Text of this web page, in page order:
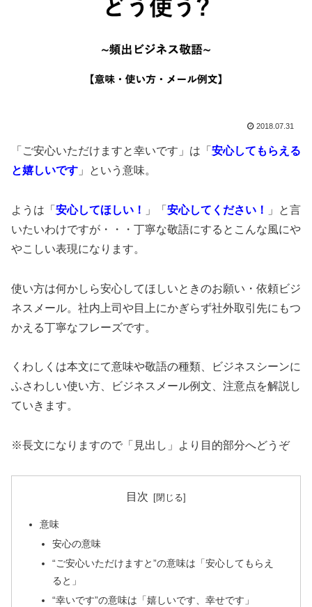
2018.07.31
「ご安心いただけますと幸いです」は「 安心してもらえる
と嬉しいです 」という意味。
ようは「 安心してほしい！ 」「 安心してください！
」と言
いたいわけですが・・・丁寧な敬語にするとこんな風にや
やこしい表現になります。
使い方は何かしら安心してほしいときのお願い・依頼ビジ
ネスメール。社内上司や目上にかぎらず社外取引先にもつ
かえる丁寧なフレーズです。
くわしくは本文にて意味や敬語の種類、ビジネスシーンに
ふさわしい使い方、ビジネスメール例文、注意点を解説し
ていきます。
※長文になりますので「見出し」より目的部分へどうぞ
目次
意味
安心の意味
“ご安心いただけますと”の意味は「安心してもらえ
ると」
“幸いです”の意味は「嬉しいです、幸せです」